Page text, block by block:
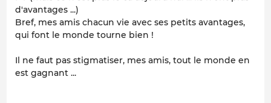
d'avantages ...)
Bref, mes amis chacun vie avec ses petits avantages,
qui font le monde tourne bien !
Il ne faut pas stigmatiser, mes amis, tout le monde en
est gagnant ...